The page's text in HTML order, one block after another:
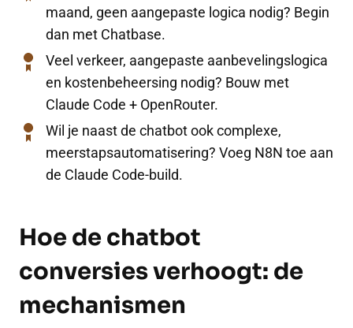
maand, geen aangepaste logica nodig? Begin
dan met Chatbase.
Veel verkeer, aangepaste aanbevelingslogica
en kostenbeheersing nodig? Bouw met
Claude Code + OpenRouter.
Wil je naast de chatbot ook complexe,
meerstapsautomatisering? Voeg N8N toe aan
de Claude Code-build.
Hoe de chatbot
conversies verhoogt: de
mechanismen